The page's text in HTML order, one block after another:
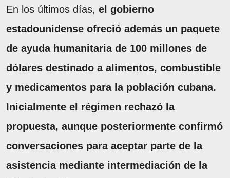
En los últimos días, el gobierno
estadounidense ofreció además un paquete
de ayuda humanitaria de 100 millones de
dólares destinado a alimentos, combustible
y medicamentos para la población cubana.
Inicialmente el régimen rechazó la
propuesta, aunque posteriormente confirmó
conversaciones para aceptar parte de la
asistencia mediante intermediación de la